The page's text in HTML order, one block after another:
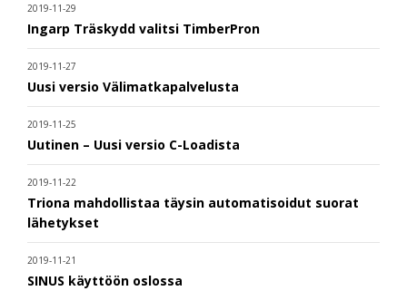
2019-11-29
Ingarp Träskydd valitsi TimberPron
2019-11-27
Uusi versio Välimatkapalvelusta
2019-11-25
Uutinen – Uusi versio C-Loadista
2019-11-22
Triona mahdollistaa täysin automatisoidut suorat
lähetykset
2019-11-21
SINUS käyttöön oslossa